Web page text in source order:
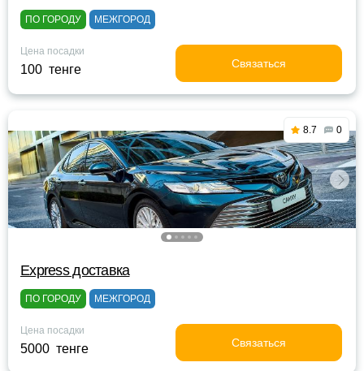
ПО ГОРОДУ МЕЖГОРОД
Цена посадки
100 тенге Связаться
8.7 0
Express доставка
ПО ГОРОДУ МЕЖГОРОД
Цена посадки
5000 тенге Связаться